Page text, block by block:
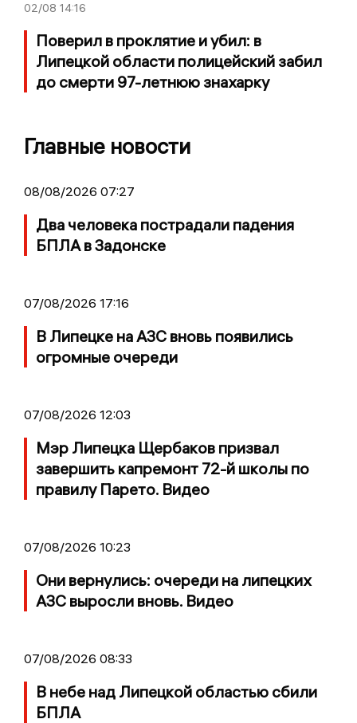
02/08 14:16
Поверил в проклятие и убил: в
Липецкой области полицейский забил
до смерти 97-летнюю знахарку
Главные новости
08/08/2026 07:27
Два человека пострадали падения
БПЛА в Задонске
07/08/2026 17:16
В Липецке на АЗС вновь появились
огромные очереди
07/08/2026 12:03
Мэр Липецка Щербаков призвал
завершить капремонт 72-й школы по
правилу Парето. Видео
07/08/2026 10:23
Они вернулись: очереди на липецких
АЗС выросли вновь. Видео
07/08/2026 08:33
В небе над Липецкой областью сбили
БПЛА